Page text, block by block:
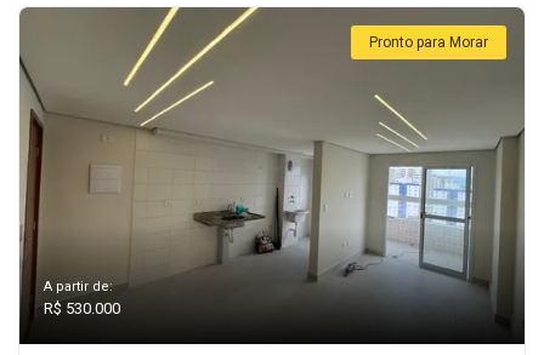
Pronto para Morar
A partir de:
R$ 530.000